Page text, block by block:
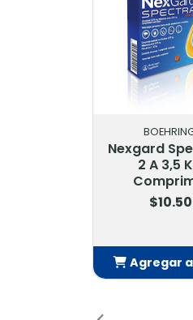
Nexgard
2 A 3,5
Agregar